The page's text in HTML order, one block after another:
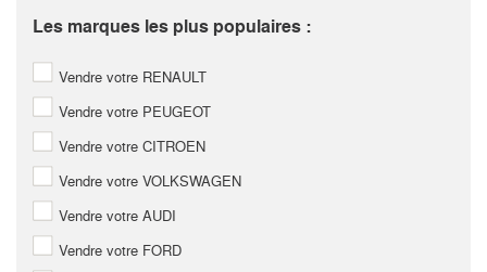
Les marques les plus populaires :
Vendre votre RENAULT
Vendre votre PEUGEOT
Vendre votre CITROEN
Vendre votre VOLKSWAGEN
Vendre votre AUDI
Vendre votre FORD